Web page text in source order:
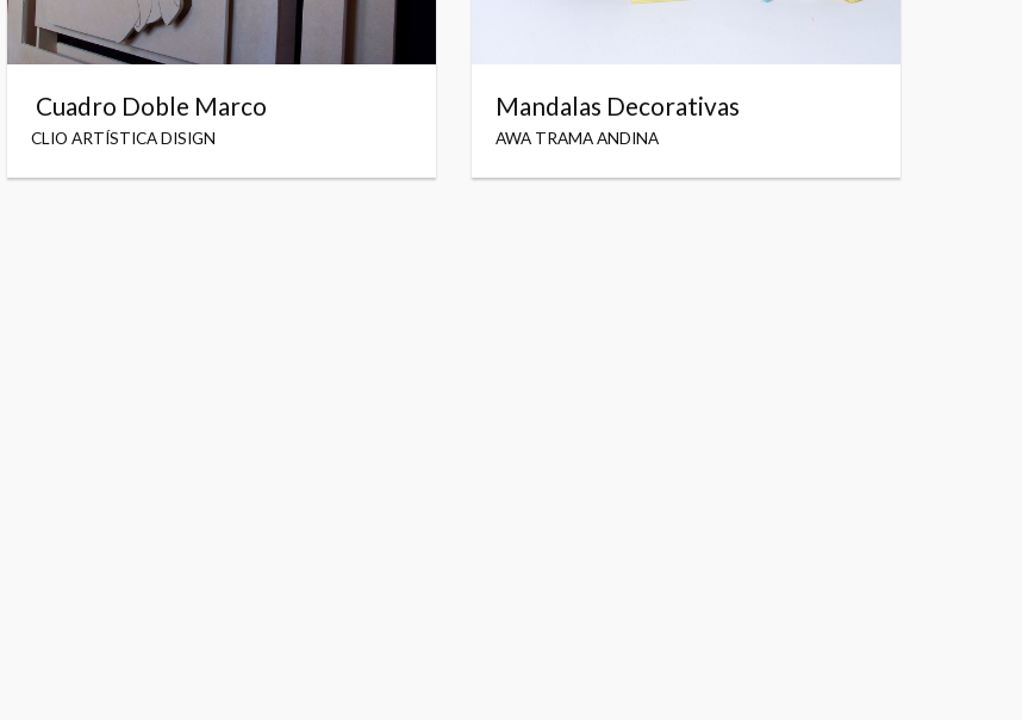
Cuadro Doble Marco
CLIO ARTÍSTICA DISIGN
Mandalas Decorativas
AWA TRAMA ANDINA